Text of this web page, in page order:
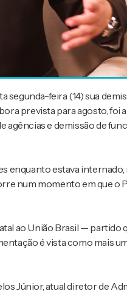
segunda-feira (14) sua
prevista para agosto, foi
agências e demissão de
enquanto estava
num momento em que o
ao União Brasil — partido
é vista como mais
Júnior, atual diretor de